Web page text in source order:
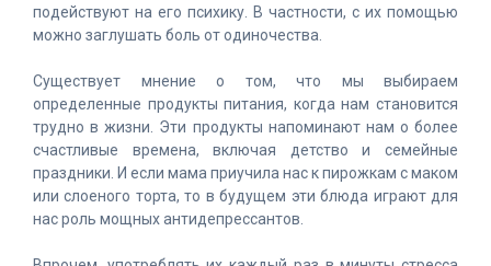
подействуют на его психику. В частности, с их помощью
можно заглушать боль от одиночества.
Существует мнение о том, что мы выбираем
определенные продукты питания, когда нам становится
трудно в жизни. Эти продукты напоминают нам о более
счастливые времена, включая детство и семейные
праздники. И если мама приучила нас к пирожкам с маком
или слоеного торта, то в будущем эти блюда играют для
нас роль мощных антидепрессантов.